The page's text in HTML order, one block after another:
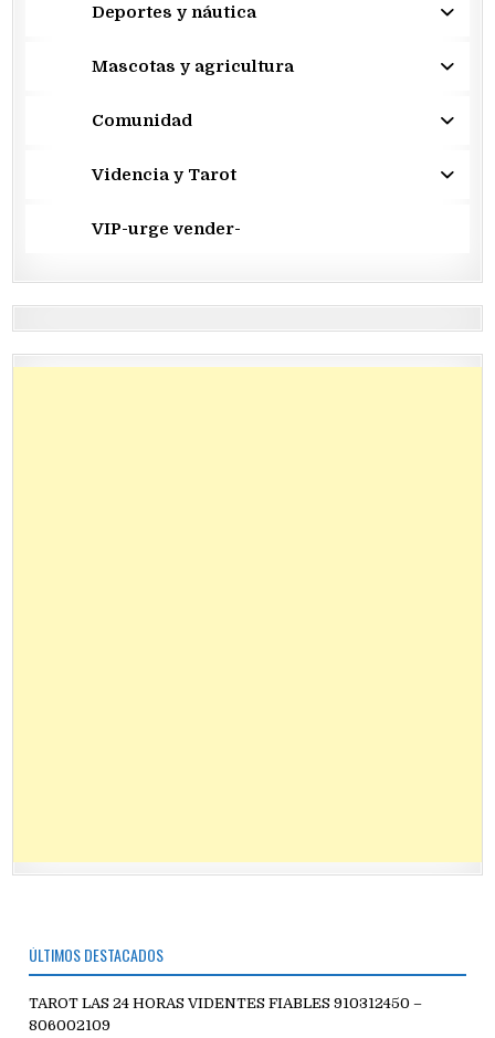
Deportes y náutica
Mascotas y agricultura
Comunidad
Videncia y Tarot
VIP-urge vender-
ÚLTIMOS DESTACADOS
TAROT LAS 24 HORAS VIDENTES FIABLES 910312450 –
806002109